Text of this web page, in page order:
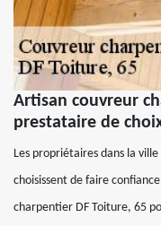
Artisan couvreur
prestataire de
Les propriétaires dans la
choisissent de faire
charpentier DF Toiture, 65